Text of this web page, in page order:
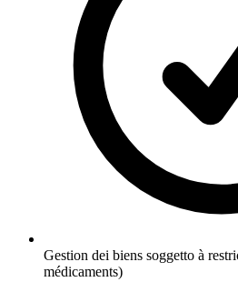
Gestion dei biens soggetto à
médicaments)